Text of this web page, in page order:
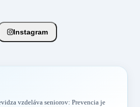
Instagram
vzdeláva seniorov: Prevencia je